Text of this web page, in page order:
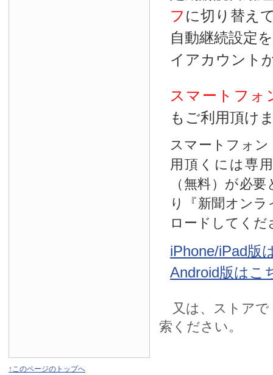
フ に切り替え
自動継続設定
イアカウント
スマートフォ
もご利用頂け
スマートフォ
用頂くには専
（無料）が必
り『新聞オン
ロードしてくだ
iPhone/iPad版
Android版はこ
又は、ストアで
索ください。
↑このページのトップへ